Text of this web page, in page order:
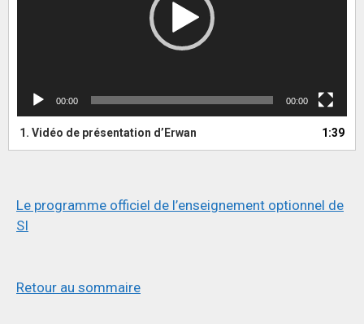
00:00 00:00
1. Vidéo de présentation d’Erwan 1:39
Le programme officiel de l’enseignement optionnel de
SI
Retour au sommaire